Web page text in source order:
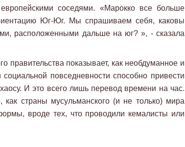
соседями. «Марокко все больше
Юг-Юг. Мы спрашиваем себя, каковы
расположенными дальше на юг? », - сказала
правительства показывает, как необдуманное и
повседневности способно привести
И это всего лишь перевод времени на час.
страны мусульманского (и не только) мира
вроде тех, что проводили кемалисты или